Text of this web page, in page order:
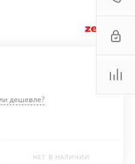
дешевле?
НЕТ В НАЛИЧИИ